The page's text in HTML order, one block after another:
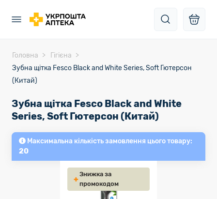
Головна
Гігієна
Зубна щітка Fesco Black and White Series, Soft Гютерсон
(Китай)
Зубна щітка Fesco Black and White
Series, Soft Гютерсон (Китай)
Максимальна кількість замовлення цього товару:
20
Знижка за
промокодом